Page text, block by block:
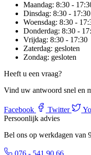
Maandag: 8:30 -
Dinsdag: 8:30 - 17:30
Woensdag: 8:30 -
Donderdag: 8:30 -
Vrijdag: 8:30 - 17:30
Zaterdag: gesloten
Zondag: gesloten
Heeft u een vraag?
Vind uw antwoord snel en
Facebook Twitter
Persoonlijk advies
Bel ons op werkdagen van
076 - 541 90 66